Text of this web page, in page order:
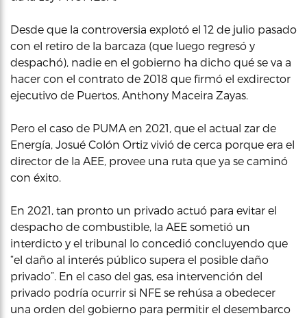
Desde que la controversia explotó el 12 de julio pasado
con el retiro de la barcaza (que luego regresó y
despachó), nadie en el gobierno ha dicho qué se va a
hacer con el contrato de 2018 que firmó el exdirector
ejecutivo de Puertos, Anthony Maceira Zayas.
Pero el caso de PUMA en 2021, que el actual zar de
Energía, Josué Colón Ortiz vivió de cerca porque era el
director de la AEE, provee una ruta que ya se caminó
con éxito.
En 2021, tan pronto un privado actuó para evitar el
despacho de combustible, la AEE sometió un
interdicto y el tribunal lo concedió concluyendo que
“el daño al interés público supera el posible daño
privado”. En el caso del gas, esa intervención del
privado podría ocurrir si NFE se rehúsa a obedecer
una orden del gobierno para permitir el desembarco